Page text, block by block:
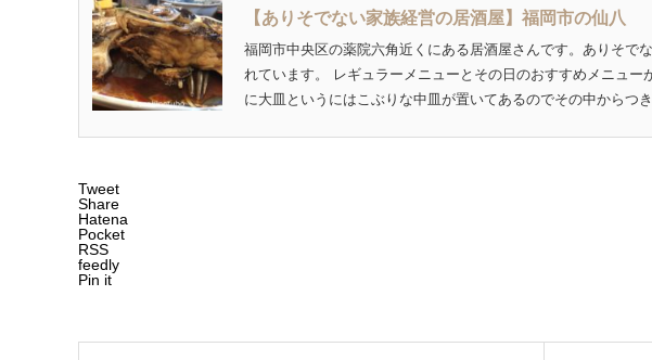
【ありそでない家族経営の居酒屋】福岡市の仙八
福岡市中央区の薬院六角近くにある居酒屋さんです。ありそで
れています。 レギュラーメニューとその日のおすすめメニュ
に大皿というにはこぶりな中皿が置いてあるのでその中からつ
Tweet
Share
Hatena
Pocket
RSS
feedly
Pin it